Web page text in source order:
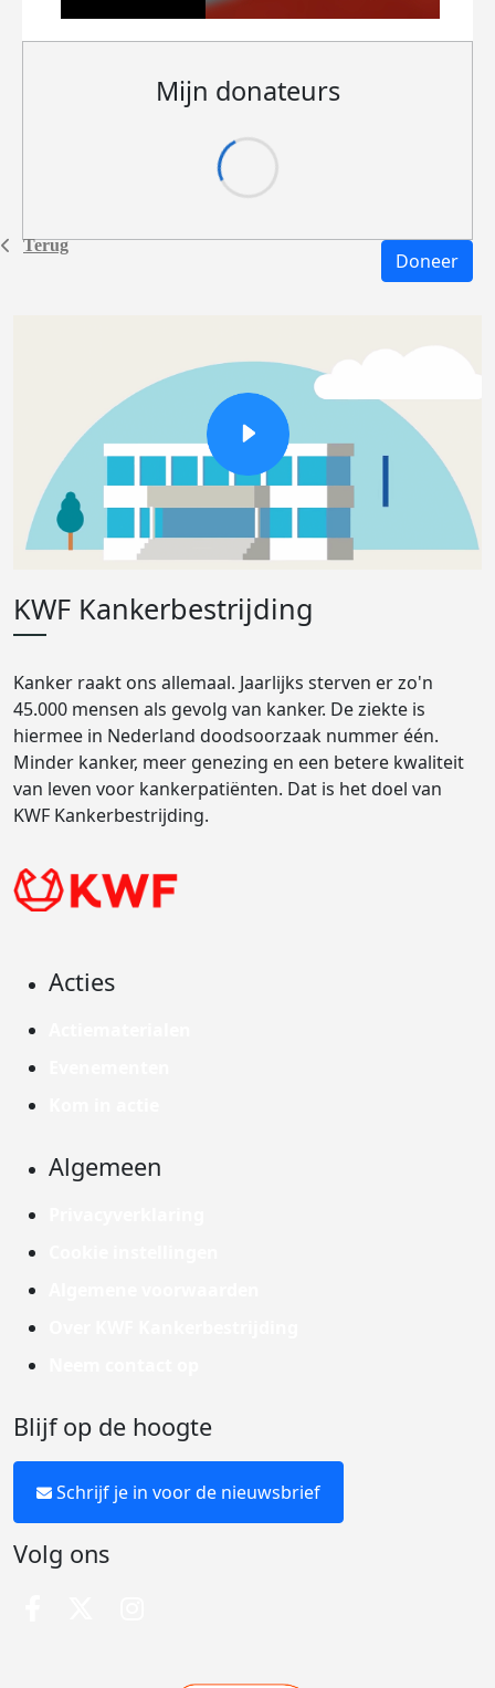
Terug
Mijn donateurs
Doneer
KWF Kankerbestrijding
Kanker raakt ons allemaal. Jaarlijks sterven er zo'n
45.000 mensen als gevolg van kanker. De ziekte is
hiermee in Nederland doodsoorzaak nummer één.
Minder kanker, meer genezing en een betere kwaliteit
van leven voor kankerpatiënten. Dat is het doel van
KWF Kankerbestrijding.
Acties
Algemeen
Blijf op de hoogte
Schrijf je in voor de nieuwsbrief
Volg ons